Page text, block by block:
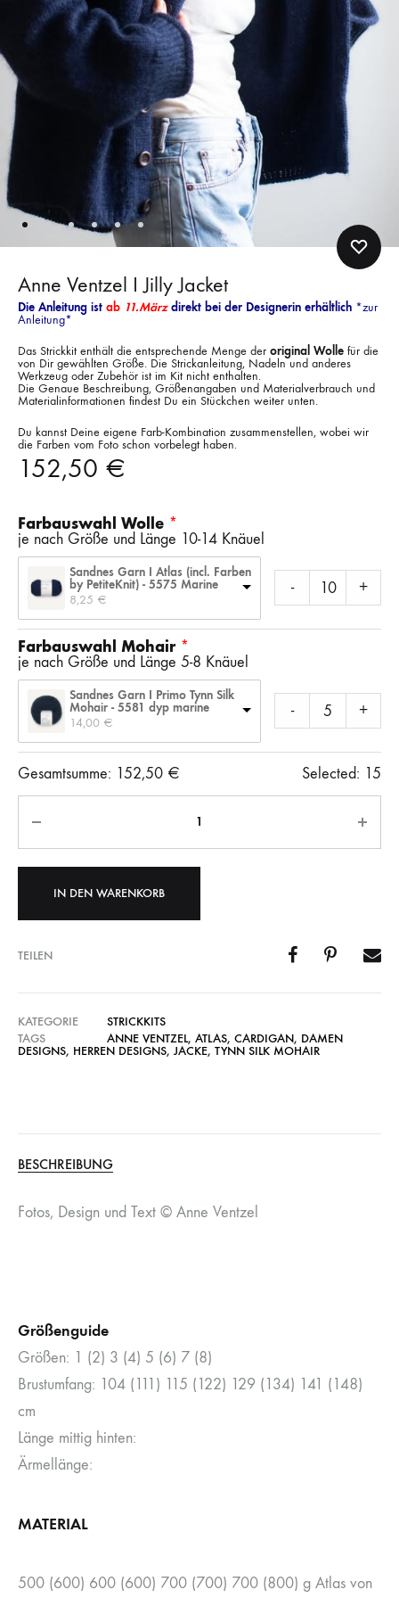
Anne Ventzel I Jilly Jacket
Die Anleitung ist ab 11.Märzdirekt bei der Designerin erhältlich *zur
Anleitung*
Das Strickkit enthält die entsprechende Menge der original Wolle für die
von Dir gewählten Größe. Die Strickanleitung, Nadeln und anderes
Werkzeug oder Zubehör ist im Kit nicht enthalten.
Die Genaue Beschreibung, Größenangaben und Materialverbrauch und
Materialinformationen findest Du ein Stückchen weiter unten.
Du kannst Deine eigene Farb-Kombination zusammenstellen, wobei wir
die Farben vom Foto schon vorbelegt haben.
152,50 €
Farbauswahl Wolle
je nach Größe und Länge 10-14 Knäuel
Sandnes Garn I Atlas (incl. Farben
by PetiteKnit) - 5575 Marine
8,25 €
- +
Farbauswahl Mohair
je nach Größe und Länge 5-8 Knäuel
Sandnes Garn I Primo Tynn Silk
Mohair - 5581 dyp marine
14,00 €
- +
Gesamtsumme: 152,50 € Selected: 15
Anzahl
IN DEN WARENKORB
TEILEN
KATEGORIE
STRICKKITS
TAGS
ANNE VENTZEL, ATLAS, CARDIGAN, DAMEN
DESIGNS, HERREN DESIGNS, JACKE, TYNN SILK MOHAIR
BESCHREIBUNG
Fotos, Design und Text © Anne Ventzel
Größenguide
Größen: 1 (2) 3 (4) 5 (6) 7 (8)
Brustumfang: 104 (111) 115 (122) 129 (134) 141 (148)
cm
Länge mittig hinten:
Ärmellänge:
MATERIAL
500 (600) 600 (600) 700 (700) 700 (800) g Atlas von